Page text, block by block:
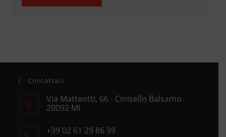
Contattaci
Via Matteotti, 66 - Cinisello Balsamo
20092 MI
in
+39 02 61 29 86 99